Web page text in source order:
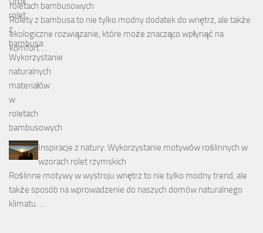
roletach bambusowych
Rolety z bambusa to nie tylko modny dodatek do wnętrz, ale także
ekologiczne rozwiązanie, które może znacząco wpłynąć na
komfort …
Inspiracje z natury: Wykorzystanie motywów roślinnych w
wzorach rolet rzymskich
Roślinne motywy w wystroju wnętrz to nie tylko modny trend, ale
także sposób na wprowadzenie do naszych domów naturalnego
klimatu. …